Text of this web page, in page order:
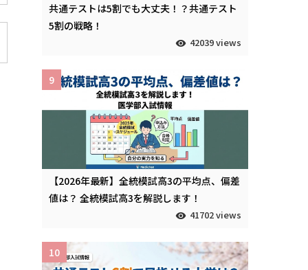
共通テストは5割でも大丈夫！？共通テスト
5割の戦略！
42039 views
【2026年最新】全統模試高3の平均点、偏差
値は？ 全統模試高3を解説します！
41702 views
9
10